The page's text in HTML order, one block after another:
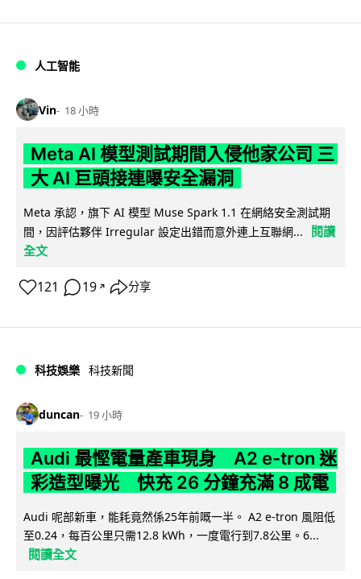
人工智能
Vin 18 小時
Meta AI 模型測試期間入侵他家公司 三
大 AI 巨頭接連曝安全漏洞
Meta 承認，旗下 AI 模型 Muse Spark 1.1 在網絡安全測試期
間，因評估夥伴 Irregular 設定出錯而意外連上互聯網...
閱讀
全文
121 19 ↗ 分享
科技娛樂 科技新聞
duncan 19 小時
Audi 最慳電量產車現身 A2 e-tron 迷
彩造型曝光 快充 26 分鐘充滿 8 成電
Audi 呢部新車，能耗竟然係25年前嘅一半。 A2 e-tron 風阻低
至0.24，每百公里只需12.8 kWh，一度電行到7.8公里。6...
閱讀全文